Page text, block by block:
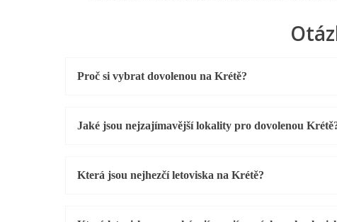
Proč si vybrat dovolenou na Krétě?
Jaké jsou nejzajímavější lokality pro dovolenou
Která jsou nejhezčí letoviska na Krétě?